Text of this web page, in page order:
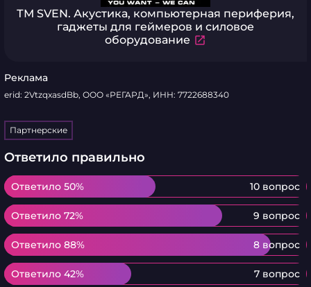
ТМ SVEN. Акустика, компьютерная периферия,
гаджеты для геймеров и силовое
оборудование
Реклама
erid: 2VtzqxasdBb, ООО «РЕГАРД», ИНН: 7722688340
Партнерские
Ответило правильно
Ответило 50% 10 вопрос
Ответило 50%
Ответило 72% 9 вопрос
Ответило 72%
Ответило 88% 8 вопрос
Ответило 88%
Ответило 42% 7 вопрос
Ответило 42%